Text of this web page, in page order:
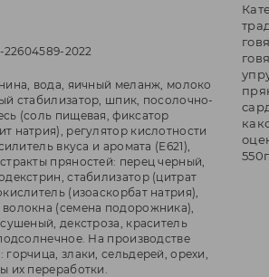
22604589-2022
вода, яичный меланж, молоко
стабилизатор, шпик, посолочно-
(соль пищевая, фиксатор
натрия), регулятор кислотности
вкуса и аромата (Е621),
пряностей: перец черный,
стабилизатор (цитрат
(изоаскорбат натрия),
волокна (семена подорожника),
декстроза, краситель
На производстве
горчица, злаки, сельдерей, орехи,
их переработки.